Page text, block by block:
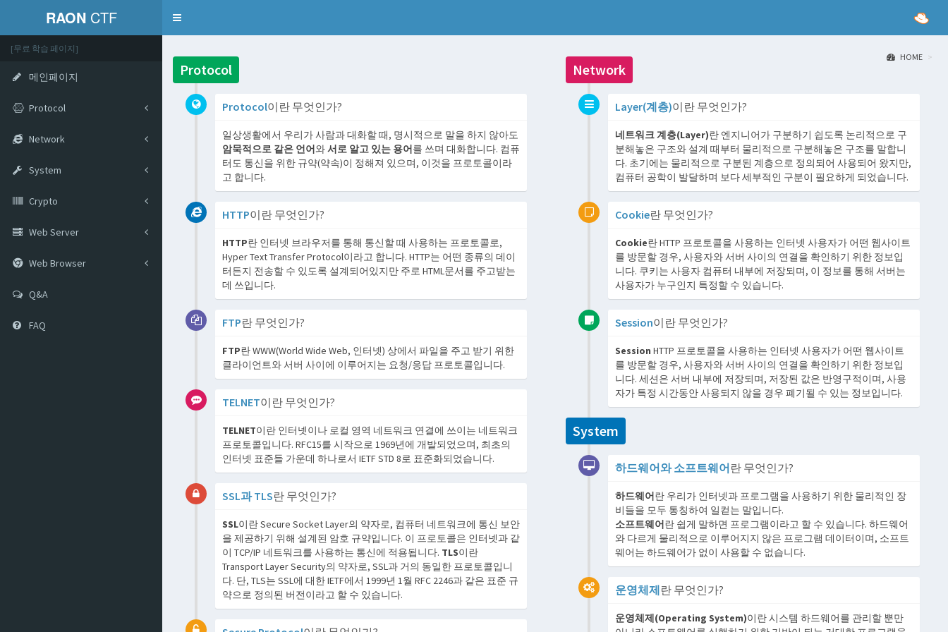
RAONCTF
Toggle
[무료 학습 페이지]
메인페이지
Protocol
Network
System
Crypto
Web Server
Web Browser
Q&A
FAQ
HOME
Protocol
Protocol이란 무엇인가?
일상생활에서 우리가 사람과 대화할 때, 명시적으로 말을 하지 않아도
암묵적으로 같은 언어와서로 알고 있는 용어를 쓰며 대화합니다. 컴퓨
터도 통신을 위한 규약(약속)이 정해져 있으며, 이것을 프로토콜이라
고 합니다.
HTTP이란 무엇인가?
HTTP란 인터넷 브라우저를 통해 통신할 때 사용하는 프로토콜로,
Hyper Text Transfer Protocol이라고 합니다. HTTP는 어떤 종류의 데이
터든지 전송할 수 있도록 설계되어있지만 주로 HTML문서를 주고받는
데 쓰입니다.
FTP란 무엇인가?
FTP란 WWW(World Wide Web, 인터넷) 상에서 파일을 주고 받기 위한
클라이언트와 서버 사이에 이루어지는 요청/응답 프로토콜입니다.
TELNET이란 무엇인가?
TELNET이란 인터넷이나 로컬 영역 네트워크 연결에 쓰이는 네트워크
프로토콜입니다. RFC15를 시작으로 1969년에 개발되었으며, 최초의
인터넷 표준들 가운데 하나로서 IETF STD 8로 표준화되었습니다.
SSL과 TLS란 무엇인가?
SSL이란 Secure Socket Layer의 약자로, 컴퓨터 네트워크에 통신 보안
을 제공하기 위해 설계된 암호 규약입니다. 이 프로토콜은 인터넷과 같
이 TCP/IP 네트워크를 사용하는 통신에 적용됩니다. TLS이란
Transport Layer Security의 약자로, SSL과 거의 동일한 프로토콜입니
다. 단, TLS는 SSL에 대한 IETF에서 1999년 1월 RFC 2246과 같은 표준 규
약으로 정의된 버전이라고 할 수 있습니다.
Network
Layer(계층)이란 무엇인가?
네트워크 계층(Layer)란 엔지니어가 구분하기 쉽도록 논리적으로 구
분해놓은 구조와 설계 때부터 물리적으로 구분해놓은 구조를 말합니
다. 초기에는 물리적으로 구분된 계층으로 정의되어 사용되어 왔지만,
컴퓨터 공학이 발달하며 보다 세부적인 구분이 필요하게 되었습니다.
Cookie란 무엇인가?
Cookie란 HTTP 프로토콜을 사용하는 인터넷 사용자가 어떤 웹사이트
를 방문할 경우, 사용자와 서버 사이의 연결을 확인하기 위한 정보입
니다. 쿠키는 사용자 컴퓨터 내부에 저장되며, 이 정보를 통해 서버는
사용자가 누구인지 특정할 수 있습니다.
Session이란 무엇인가?
Session HTTP 프로토콜을 사용하는 인터넷 사용자가 어떤 웹사이트
를 방문할 경우, 사용자와 서버 사이의 연결을 확인하기 위한 정보입
니다. 세션은 서버 내부에 저장되며, 저장된 값은 반영구적이며, 사용
자가 특정 시간동안 사용되지 않을 경우 폐기될 수 있는 정보입니다.
System
하드웨어와 소프트웨어 란 무엇인가?
하드웨어란 우리가 인터넷과 프로그램을 사용하기 위한 물리적인 장
비들을 모두 통칭하여 일컫는 말입니다.
소프트웨어란 쉽게 말하면 프로그램이라고 할 수 있습니다. 하드웨어
와 다르게 물리적으로 이루어지지 않은 프로그램 데이터이며, 소프트
웨어는 하드웨어가 없이 사용할 수 없습니다.
운영체제 란 무엇인가?
운영체제(Operating System)이란 시스템 하드웨어를 관리할 뿐만